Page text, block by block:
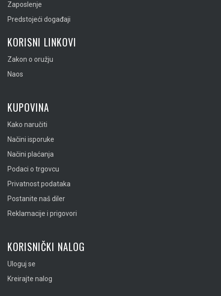
Zaposlenje
Predstojeći događaji
KORISNI LINKOVI
Zakon o oružju
Naos
KUPOVINA
Kako naručiti
Načini isporuke
Načini plaćanja
Podaci o trgovcu
Privatnost podataka
Postanite naš diler
Reklamacije i prigovori
KORISNIČKI NALOG
Uloguj se
Kreirajte nalog